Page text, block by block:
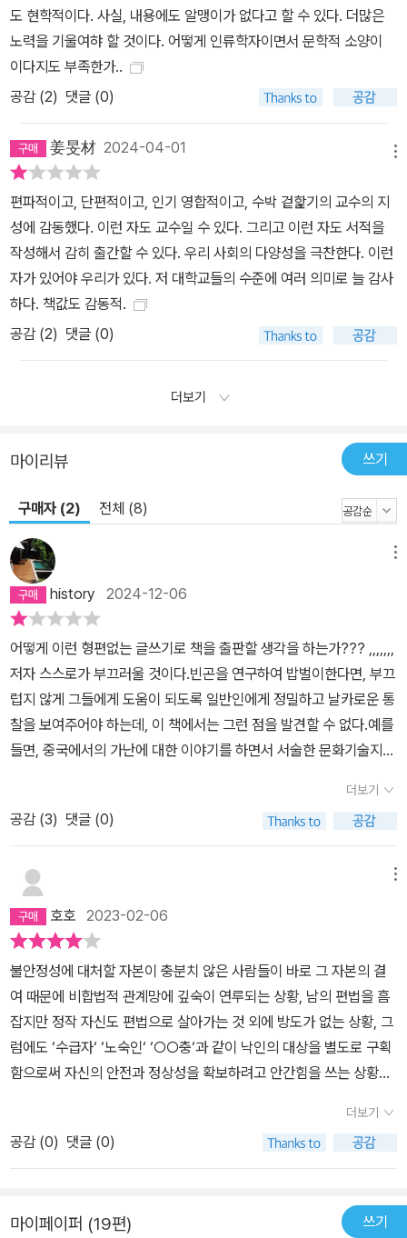
더욱 복잡한 지형을 형성하는 과정에서 국제기구와 ‘윤리적 기업’은
지식・가치・윤리・제도를 유통함으로써 이 질서를 강화한다. 이 현
장에서 “실존의 결핍을 호소해온 청년들은 열정 노동과 창의 노동을
불태우며 글로벌 빈곤 퇴치를 위해 싸우는 가장 역설적인 전사”가 된
는 아이들에게 생생한 경험을 전달하고, 넓게는 지역사회에 보탬이
되고 싶습니다.(235) 자기 확인의 열망, 실존의 불안과 인정 욕구, 진
정성 게임이 교차하는 글로벌 빈곤 레짐에서 청년은 88만원 세대, N
포 세대와 같은 불안·체념·부정의 명명, 신자유주의 구조조정의 환부
라는 낙인에서 벗어나, 세계시민으로서 “새로운 지식, 아이디어, 정동
을 창출해내는 프런티어”로 거듭난다. 글로벌 외환위기가 닥친 1990
년대 말 이후 해외 봉사, 다국적 청년 봉사단, 해외 문화 탐방 프로그
세가 된 나라에서 자란 청년들이 떠올리는 ‘해외’ 서사엔 봉사, 여행,
경쟁력을 높여줄 재산일 수도, 겹겹이 닫힌 국내의 취업 시장을 넘어
엿볼 미지의 땅으로, 진로에 관한 고민이 마구잡이로 뒤엉켰을 때 잠
시 유예가 허락되는 명분으로 해외를 상상하는 청년도 많다. 해외라
는 우회로를 거쳐 휴식, 커리어, 대안적 삶, 사회적 인정을 얻고 싶다
는 욕망이, 발전이 고용을 담보로 하지 않는 사회에서 잉여가 되지 않
으려는 절박함과 겹친 것이다.” 동시대 빈곤을 어디로 나아가게 할 것
인가? 여기서 다시 한번 빈곤 인식의 지평을 넓히며 저자는 ‘인류세
의 빈곤’으로 논의를 마무리한다. 더 정확히 말하자면 비인간-빈자의
취약한 삶에 대해. 인간을 제외한 지구상의 생명체, 나아가 지구 행성
자체도 빈곤 통치와 착취 구조에서 열외가 아니며, 인간-빈자가 경험
한 빈곤 통치의 역사는 그대로(“자연을 가능한 한 저렴하게 일하게
함으로써”), 더 가혹하게 답습된다. 역사 이전부터 계속된 비인간-빈
자의 수난은 노동과 수급, 의존과 자립으로 분류해 처리하기에는 너
무나 거대한 위기로 인간-빈자와 연결되어버렸다. 빈곤을 과정으로
를 만들어야 한다 「서문」에서 밝히듯 이 책에서 저자는 “물질적 결핍
이란 조건과 가난함에 대한 인식 및 감각 사이의 불일치에 주목하면
서 (서로 마찰을 일으키기도 하는) 빈곤 경험의 지층들을 헤집고, 빈
짐에 포획되면서 발생하는 문제를 다룬다. 빈곤이 오로지 복지와 결
합하면서 노동, 발전, 자립·자활, 의존에 관한 지배적 규범을 재생산하
고, 빈자에 대한 낙인과 폭력을 강화하는 과정을 담았다. 1장 「고인 가
난」에서는 사회보장의 역사를 검토하고 저자가 2001년부터 연구지
로 삼아온 서울 난곡 지역의 사례를 토대로 기초법과 수급이라는 제
도가 어떻게 관료-기계로 작동하며 가난에 대한 감각, 인식, 서사, 논
쟁, 투쟁을 마름질하고 빈곤의 정치적 의제화를 곤경에 빠뜨리는지를
살핀다. 2장 「의존의 문제화」 에서는 의존이 삶의 고유한 양태임에도
사회적 ‘문제’로, 빈자의 품행과 습속을 감시하고 관리하는 기제로 작
는 계속해서 변화하며, 자활自活은 한국 빈민운동사에서 상호의존으
로 번역되었었다. 3-4장은 저자가 오랜 시간 동행한 두 중국 여성에
도 현학적이다. 사실, 내용에도 알맹이가 없다고 할 수 있다. 더많은
노력을 기울여햐 할 것이다. 어떻게 인류학자이면서 문학적 소양이
이다지도 부족한가..
공감 (2) 댓글 (0)
姜旻材 2024-04-01
편파적이고, 단편적이고, 인기 영합적이고, 수박 겉핥기의 교수의 지
성에 감동했다. 이런 자도 교수일 수 있다. 그리고 이런 자도 서적을
작성해서 감히 출간할 수 있다. 우리 사회의 다양성을 극찬한다. 이런
자가 있어야 우리가 있다. 저 대학교들의 수준에 여러 의미로 늘 감사
하다. 책값도 감동적.
공감 (2) 댓글 (0)
더보기
마이리뷰 쓰기
구매자 (2) 전체 (8)
history 2024-12-06
어떻게 이런 형편없는 글쓰기로 책을 출판할 생각을 하는가??? ,,,,,,,
저자 스스로가 부끄러울 것이다.빈곤을 연구하여 밥벌이한다면, 부끄
럽지 않게 그들에게 도움이 되도록 일반인에게 정밀하고 날카로운 통
찰을 보여주어야 하는데, 이 책에서는 그런 점을 발견할 수 없다.예를
들면, 중국에서의 가난에 대한 이야기를 하면서 서술한 문화기술지는
인의 이야기로 끝.....무슨 의미가 있나??결론도 애매하고??어떻게
이런 알맹이없고, 문학적인 면모도 부족하기 짝이 없는 책이 3쇄까지
갔는지....배우는 학생들이 이 책을 읽고 얼마나 황망했겠나?????모
르겠지만, 이 책을 읽은 이들에게 저자는 미안해 할 필요가 있다...그
하시고, 아주 좋으시겠다. 그런 내용을 자기 책에다 넣어두기고 하시
고,...ㅋ부끄러운 줄 알아야지....저자가 이 글을 읽는다면, 본 리뷰를
쓴 사람이 인류학에 문외한이 아니라는 것 쯤은 알 것이다. 그렇기에
나는 당당히 비판한다. 반성하라~2024. 12. 6. ....
더보기
공감 (3) 댓글 (0)
호호 2023-02-06
불안정성에 대처할 자본이 충분치 않은 사람들이 바로 그 자본의 결
여 때문에 비합법적 관계망에 깊숙이 연루되는 상황, 남의 편법을 흠
잡지만 정작 자신도 편법으로 살아가는 것 외에 방도가 없는 상황, 그
럼에도 ‘수급자‘ ‘노숙인‘ ‘○○충‘과 같이 낙인의 대상을 별도로 구획
함으로써 자신의 안전과 정상성을 확보하려고 안간힘을 쓰는 상황이
대한 괴물이 되어 점점 폭주'하고(하비 2021: 25), '자본주의라는 짐
승이 자애로운 사회적 규제로부터 도망치는 일이 거듭 반복되지만(지
젝 2012: 37), 괴물에게 잡아먹히지 않으려고 발버둥 치는 사람들은
로 서로를 마주하는 처지에 놓이곤 한다.- P308
더보기
공감 (0) 댓글 (0)
마이페이퍼 (19편) 쓰기